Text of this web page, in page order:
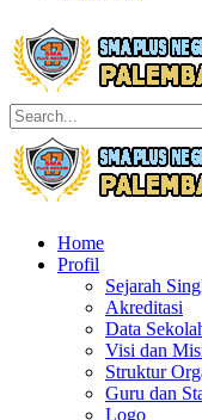
Home
Profil
Sejarah
Akreditasi
Data
Visi dan
Struktur
Guru dan
Logo